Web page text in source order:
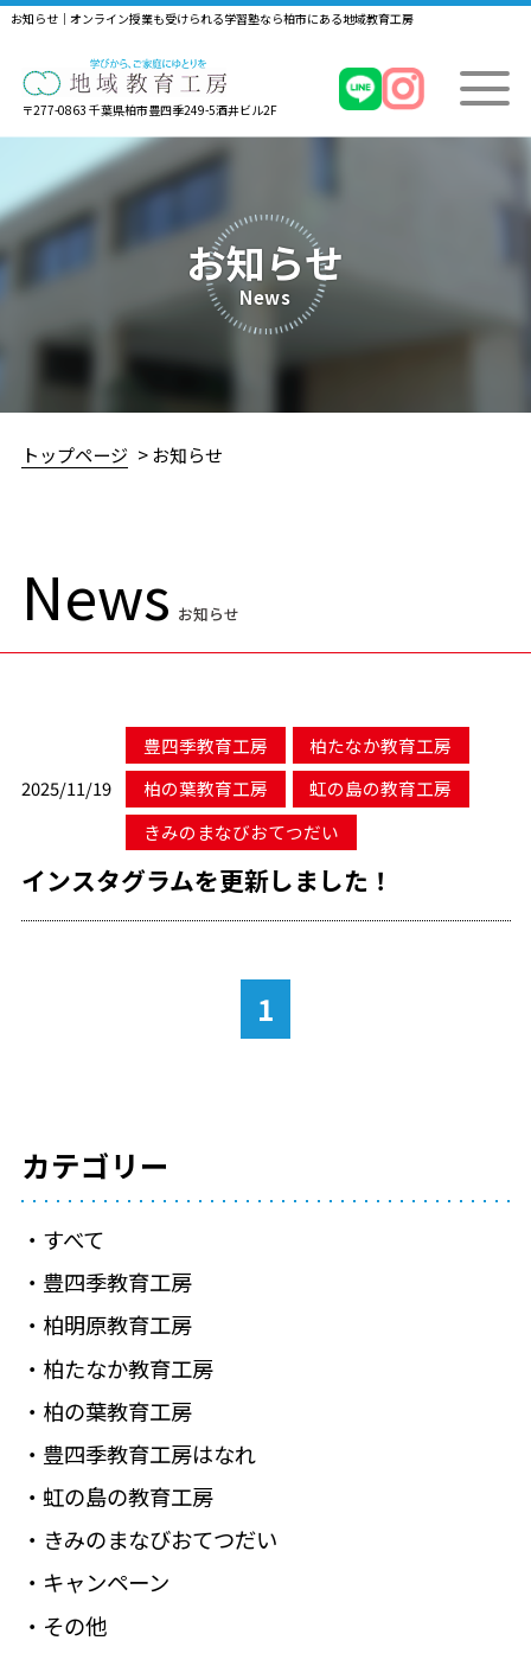
お知らせ｜オンライン授業も受けられる学習塾なら柏市にある地域教育工房
〒277-0863 千葉県柏市豊四季249-5酒井ビル2F
お知らせ
News
トップページ お知らせ
News お知らせ
2025/11/19
豊四季教育工房
柏たなか教育工房
柏の葉教育工房
虹の島の教育工房
きみのまなびおてつだい
インスタグラムを更新しました！
1
カテゴリー
すべて
豊四季教育工房
柏明原教育工房
柏たなか教育工房
柏の葉教育工房
豊四季教育工房はなれ
虹の島の教育工房
きみのまなびおてつだい
キャンペーン
その他